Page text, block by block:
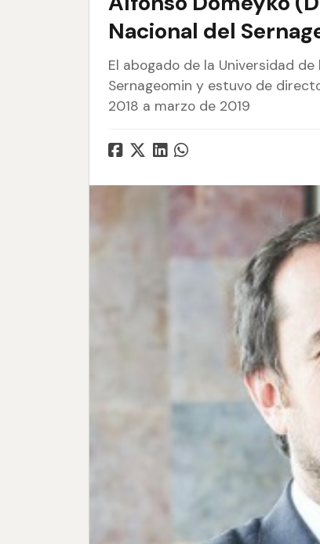
Nacional del
El abogado de la Universidad
Sernageomin y estuvo de
2018 a marzo de 2019